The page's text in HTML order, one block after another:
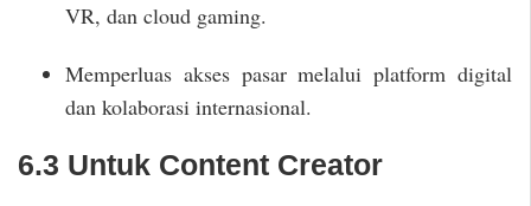
VR, dan cloud gaming.
Memperluas akses pasar melalui platform digital
dan kolaborasi internasional.
6.3 Untuk Content Creator